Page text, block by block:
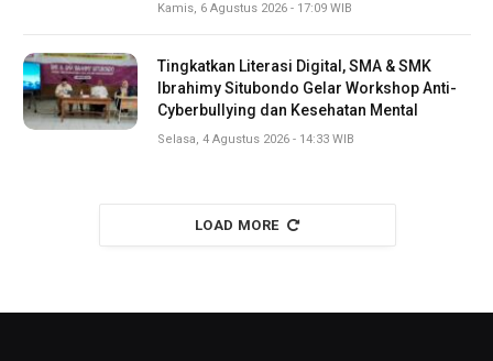
Kamis, 6 Agustus 2026 - 17:09 WIB
Tingkatkan Literasi Digital, SMA & SMK
Ibrahimy Situbondo Gelar Workshop Anti-
Cyberbullying dan Kesehatan Mental
Selasa, 4 Agustus 2026 - 14:33 WIB
LOAD MORE